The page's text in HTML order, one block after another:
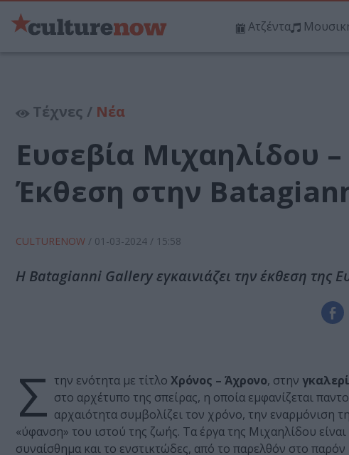
Ατζέντα
Τέχνες / Νέα
Ευσεβία Μιχαηλίδου
Έκθεση στην
CULTURENOW / 01-03-2024 / 15:58
Η Batagianni Gallery εγκαινιάζει την έκθεση της
Σ την ενότητα με τίτλο Χρόνος – Άχρονο, στην
στο αρχέτυπο της σπείρας, η οποία εμφανίζεται
αρχαιότητα συμβολίζει τον χρόνο, την εναρμόνιση
«ύφανση» του ιστού της ζωής. Τα έργα της Μιχαηλίδου
συναίσθημα και το ενστικτώδες, από το παρελθόν στο παρόν